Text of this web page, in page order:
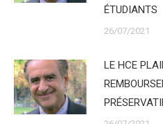
ÉTUDIANTS
26/07/2021
LE HCE